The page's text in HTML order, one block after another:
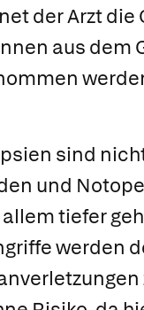
der Arzt die
aus dem
sind
und
tiefer
werden